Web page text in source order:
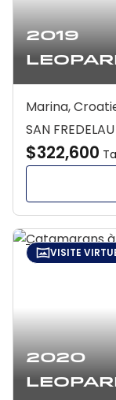
2019
Marina,
SAN
$322,600
2020
VISITE